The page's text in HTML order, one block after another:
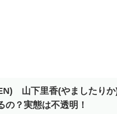
山下里香(やましたり
の？実態は不透明！